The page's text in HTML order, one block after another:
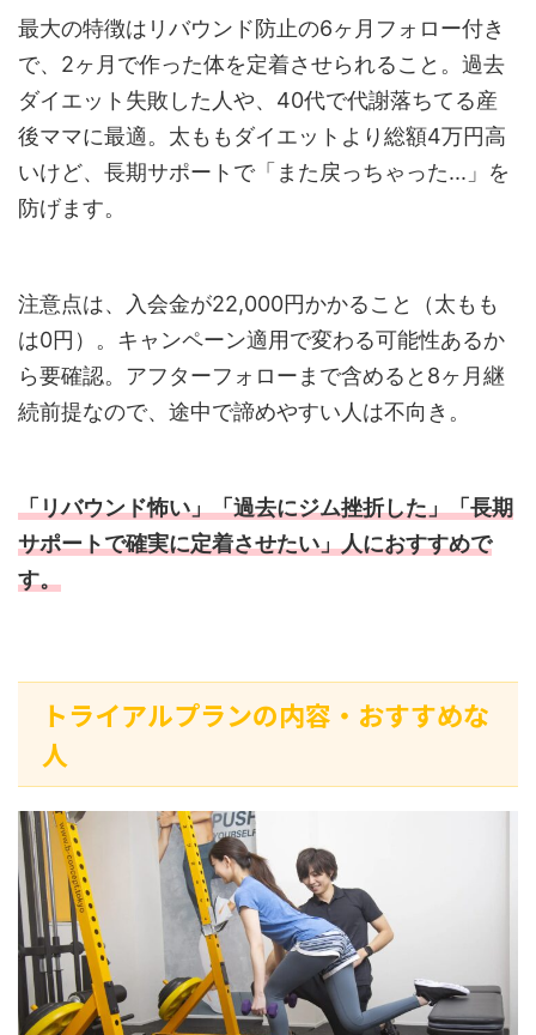
最大の特徴はリバウンド防止の6ヶ月フォロー付き
で、2ヶ月で作った体を定着させられること。過去
ダイエット失敗した人や、40代で代謝落ちてる産
後ママに最適。太ももダイエットより総額4万円高
いけど、長期サポートで「また戻っちゃった...」を
防げます。
注意点は、入会金が22,000円かかること（太もも
は0円）。キャンペーン適用で変わる可能性あるか
ら要確認。アフターフォローまで含めると8ヶ月継
続前提なので、途中で諦めやすい人は不向き。
「リバウンド怖い」「過去にジム挫折した」「長期
サポートで確実に定着させたい」人におすすめで
す。
トライアルプランの内容・おすすめな
人